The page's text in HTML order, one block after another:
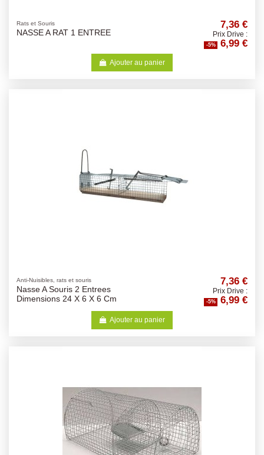
Rats et Souris
NASSE A RAT 1 ENTREE
7,36 €
Prix Drive :
-5% 6,99 €
Ajouter au panier
Anti-Nuisibles, rats et souris
Nasse A Souris 2 Entrees
Dimensions 24 X 6 X 6 Cm
7,36 €
Prix Drive :
-5% 6,99 €
Ajouter au panier